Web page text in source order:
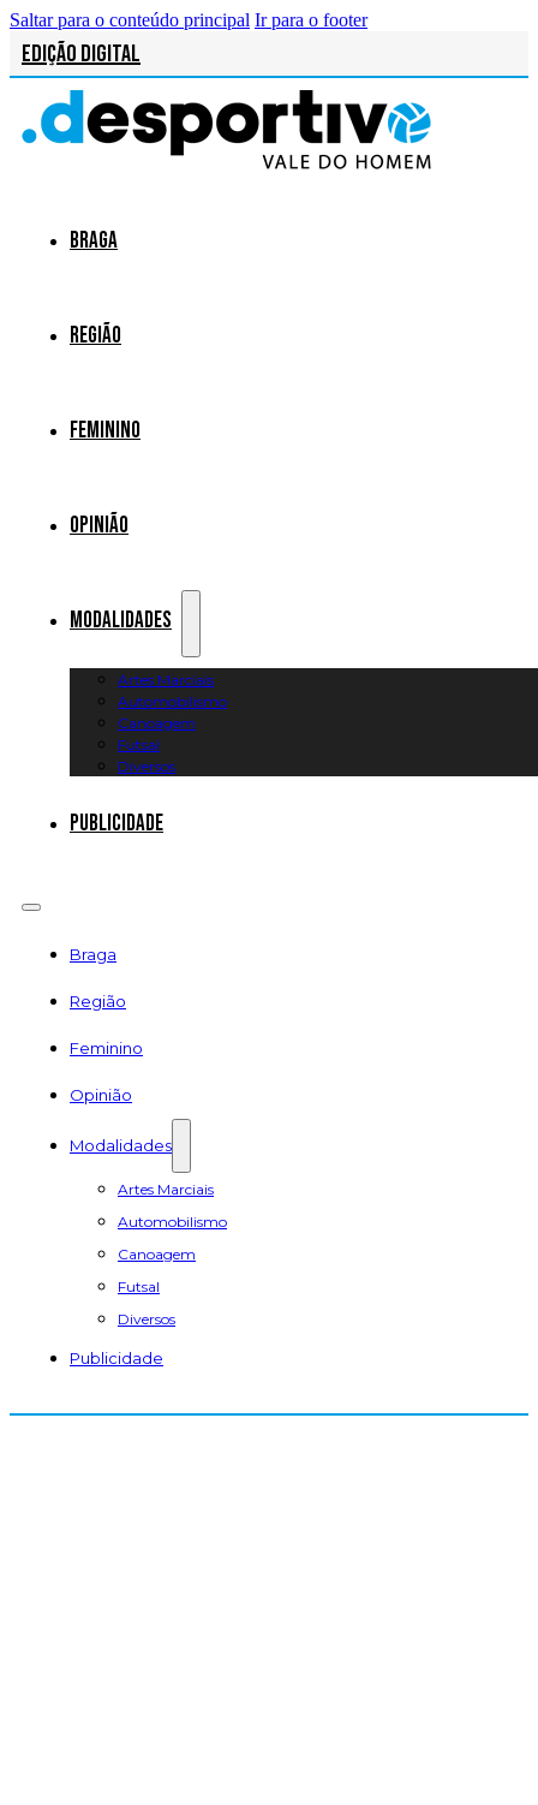
Saltar para o conteúdo principal Ir para o footer
Edição Digital
Braga
Região
Feminino
Opinião
Modalidades
Artes Marciais
Automobilismo
Canoagem
Futsal
Diversos
Publicidade
Braga
Região
Feminino
Opinião
Modalidades
Artes Marciais
Automobilismo
Canoagem
Futsal
Diversos
Publicidade